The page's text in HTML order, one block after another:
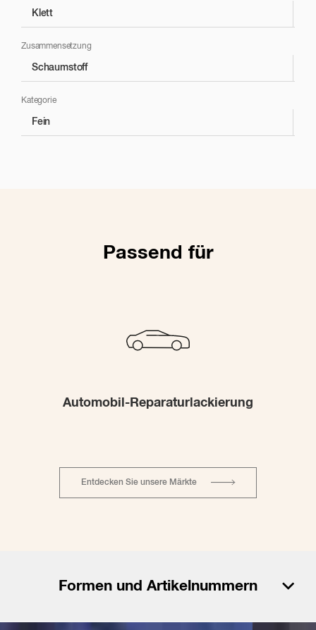
Klett
Zusammensetzung
Schaumstoff
Kategorie
Fein
Passend für
Automobil-Reparaturlackierung
Entdecken Sie unsere Märkte
Formen und Artikelnummern